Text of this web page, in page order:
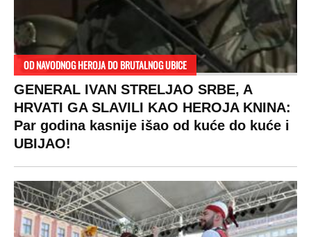
OD NAVODNOG HEROJA DO BRUTALNOG UBICE
GENERAL IVAN STRELJAO SRBE, A
HRVATI GA SLAVILI KAO HEROJA KNINA:
Par godina kasnije išao od kuće do kuće i
UBIJAO!